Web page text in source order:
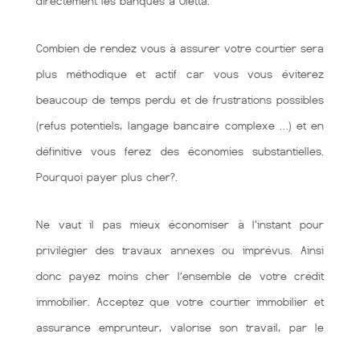
Combien de rendez vous à assurer votre courtier sera
plus méthodique et actif car vous vous éviterez
beaucoup de temps perdu et de frustrations possibles
(refus potentiels, langage bancaire complexe …) et en
définitive vous ferez des économies substantielles.
Pourquoi payer plus cher?.
Ne vaut il pas mieux économiser à l'instant pour
privilégier des travaux annexes ou imprévus. Ainsi
donc payez moins cher l’ensemble de votre crédit
immobilier. Acceptez que votre courtier immobilier et
assurance emprunteur, valorise son travail, par le